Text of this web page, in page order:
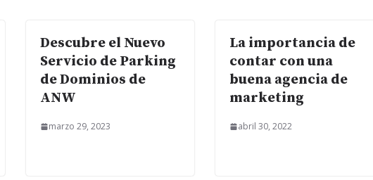
Descubre el Nuevo
Servicio de Parking
de Dominios de
ANW
marzo 29, 2023
La importancia de
contar con una
buena agencia de
marketing
abril 30, 2022